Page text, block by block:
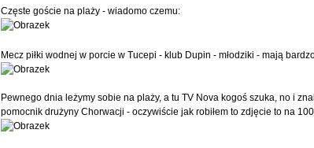
Częste goście na plaży - wiadomo czemu:
Mecz piłki wodnej w porcie w Tucepi - klub Dupin - młodziki - mają
Pewnego dnia leżymy sobie na plaży, a tu TV Nova kogoś szuka, no i
pomocnik drużyny Chorwacji - oczywiście jak robiłem to zdjęcie to na